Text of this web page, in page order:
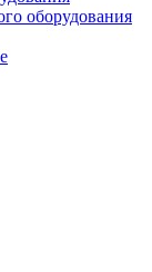
оборудования